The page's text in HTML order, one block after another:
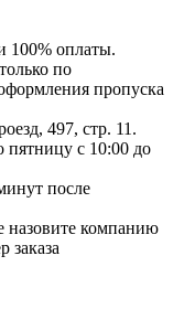
100% оплаты.
по
пропуска
497, стр. 11.
пятницу с 10:00 до
после
назовите компанию